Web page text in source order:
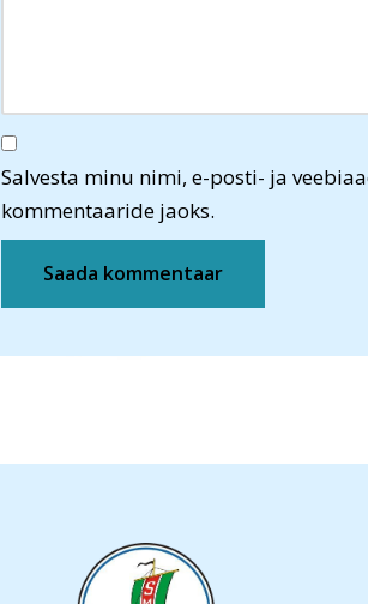
Salvesta minu nimi, e-posti- ja
kommentaaride jaoks.